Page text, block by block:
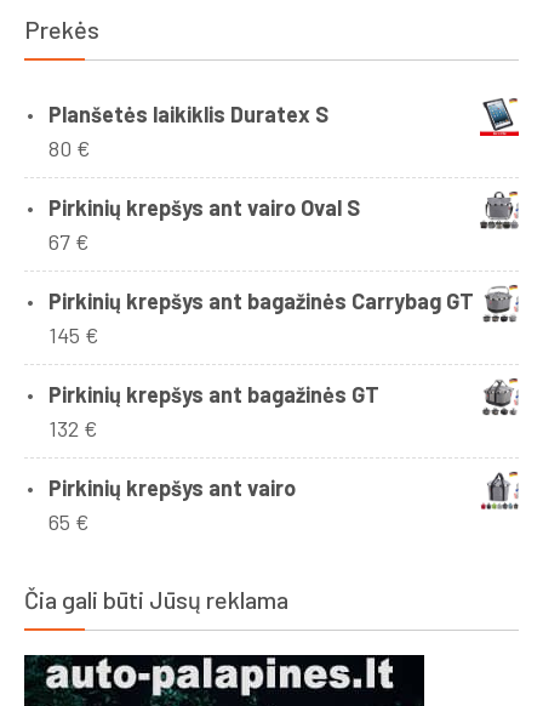
Prekės
Planšetės laikiklis Duratex S
80 €
Pirkinių krepšys ant vairo Oval S
67 €
Pirkinių krepšys ant bagažinės Carrybag GT
145 €
Pirkinių krepšys ant bagažinės GT
132 €
Pirkinių krepšys ant vairo
65 €
Čia gali būti Jūsų reklama